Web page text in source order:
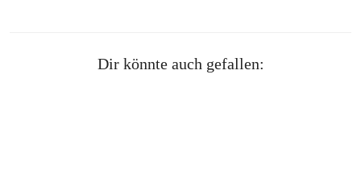
Dir könnte auch gefallen: